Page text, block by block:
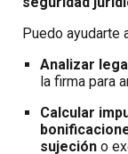
Puedo ayudarte
Analizar
la firma para
Calcular
sujeción o